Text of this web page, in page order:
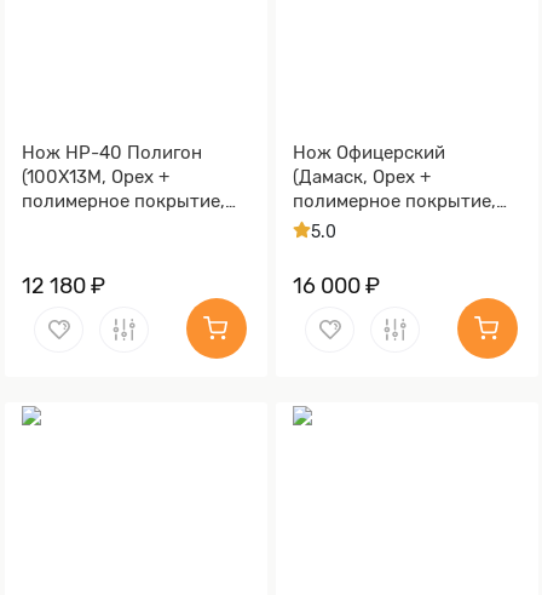
Нож НР-40 Полигон
(100Х13М, Орех +
полимерное покрытие,
12 180 ₽
Нож Офицерский
(Дамаск, Орех +
полимерное покрытие,
Металлический)
5.0
16 000 ₽